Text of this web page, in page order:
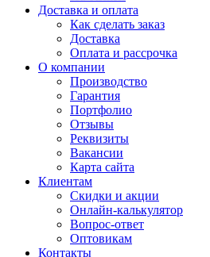
Доставка и оплата
Как сделать заказ
Доставка
Оплата и рассрочка
О компании
Производство
Гарантия
Портфолио
Отзывы
Реквизиты
Вакансии
Карта сайта
Клиентам
Скидки и акции
Онлайн-калькулятор
Вопрос-ответ
Оптовикам
Контакты